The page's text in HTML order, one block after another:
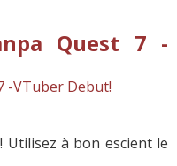
Quest 7 -
Utilisez à bon escient le